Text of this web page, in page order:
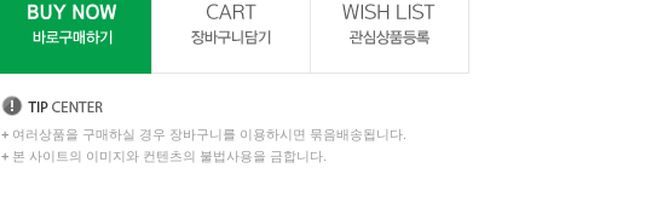
+ 여러상품을 구매하실 경우 장바구니를 이용하시면 묶음배송됩니다.
+ 본 사이트의 이미지와 컨텐츠의 불법사용을 금합니다.